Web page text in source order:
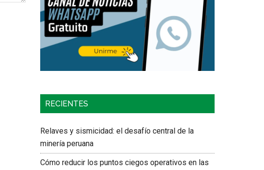
RECIENTES
Relaves y sismicidad: el desafío central de la
minería peruana
Cómo reducir los puntos ciegos operativos en las